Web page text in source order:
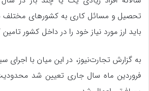
تحصیل و مسائل کاری به کشور‌های مختلف
باید ارز مورد نیاز خود را در داخل کشور تامین
به گزارش تجارت‌نیوز، در این میان با اجرای
فروردین ماه سال جاری تعیین شد